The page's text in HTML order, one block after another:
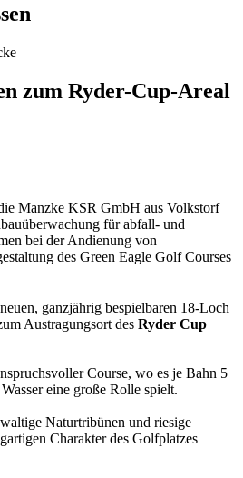
zum Ryder-Cup-Areal
Manzke KSR GmbH aus Volkstorf
für abfall- und
bei der Andienung von
des Green Eagle Golf Courses
ganzjährig bespielbaren 18-Loch
Austragungsort des Ryder Cup
Course, wo es je Bahn 5
eine große Rolle spielt.
Naturtribünen und riesige
Charakter des Golfplatzes